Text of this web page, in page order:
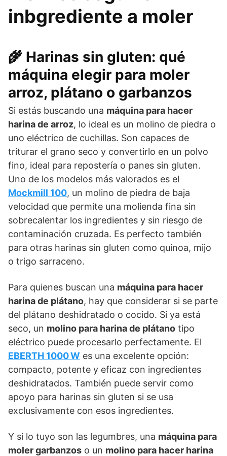
inbgrediente a moler
🌾 Harinas sin gluten: qué
máquina elegir para moler
arroz, plátano o garbanzos
Si estás buscando una máquina para hacer
harina de arroz, lo ideal es un molino de piedra o
uno eléctrico de cuchillas. Son capaces de
triturar el grano seco y convertirlo en un polvo
fino, ideal para repostería o panes sin gluten.
Uno de los modelos más valorados es el
Mockmill 100, un molino de piedra de baja
velocidad que permite una molienda fina sin
sobrecalentar los ingredientes y sin riesgo de
contaminación cruzada. Es perfecto también
para otras harinas sin gluten como quinoa, mijo
o trigo sarraceno.
Para quienes buscan una máquina para hacer
harina de plátano, hay que considerar si se parte
del plátano deshidratado o cocido. Si ya está
seco, un molino para harina de plátano tipo
eléctrico puede procesarlo perfectamente. El
EBERTH 1000 W es una excelente opción:
compacto, potente y eficaz con ingredientes
deshidratados. También puede servir como
apoyo para harinas sin gluten si se usa
exclusivamente con esos ingredientes.
Y si lo tuyo son las legumbres, una máquina para
moler garbanzos o un molino para hacer harina